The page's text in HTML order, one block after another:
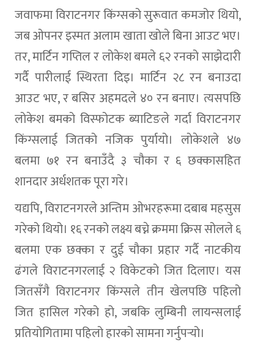
जवाफमा विराटनगर किंग्सको सुरूवात कमजोर थियो,
जब ओपनर इस्मत अलाम खाता खोले बिना आउट भए।
तर, मार्टिन गप्तिल र लोकेश बमले ६२ रनको साझेदारी
गर्दै पारीलाई स्थिरता दिइ। मार्टिन २८ रन बनाउदा
आउट भए, र बसिर अहमदले ४० रन बनाए। त्यसपछि
लोकेश बमको विस्फोटक ब्याटिङले गर्दा विराटनगर
किंग्सलाई जितको नजिक पुर्यायो। लोकेशले ४७
बलमा ७१ रन बनाउँदै ३ चौका र ६ छक्कासहित
शानदार अर्धशतक पूरा गरे।
यद्यपि, विराटनगरले अन्तिम ओभरहरूमा दबाब महसुस
गरेको थियो। १६ रनको लक्ष्य बच्ने क्रममा क्रिस सोलले ६
बलमा एक छक्का र दुई चौका प्रहार गर्दै नाटकीय
ढंगले विराटनगरलाई २ विकेटको जित दिलाए। यस
जितसँगै विराटनगर किंग्सले तीन खेलपछि पहिलो
जित हासिल गरेको हो, जबकि लुम्बिनी लायन्सलाई
प्रतियोगितामा पहिलो हारको सामना गर्नुपर्‍यो।